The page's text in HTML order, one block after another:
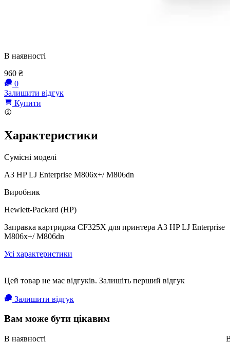
В наявності
960 ₴
0
Залишити відгук
Купити
Характеристики
Сумісні моделі
А3 HP LJ Enterprise M806x+/ M806dn
Виробник
Hewlett-Packard (HP)
Заправка картриджа CF325X для принтера А3 HP LJ Enterprise
M806x+/ M806dn
Усі характеристики
Цей товар не має відгуків. Залишіть перший відгук
Залишити відгук
Вам може бути цікавим
В наявності